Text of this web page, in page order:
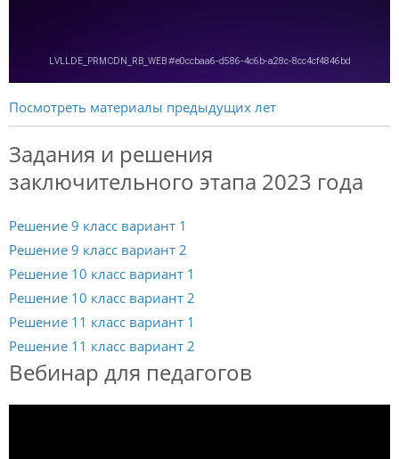
Посмотреть материалы предыдущих лет
Задания и решения
заключительного этапа 2023 года
Решение 9 класс вариант 1
Решение 9 класс вариант 2
Решение 10 класс вариант 1
Решение 10 класс вариант 2
Решение 11 класс вариант 1
Решение 11 класс вариант 2
Вебинар для педагогов